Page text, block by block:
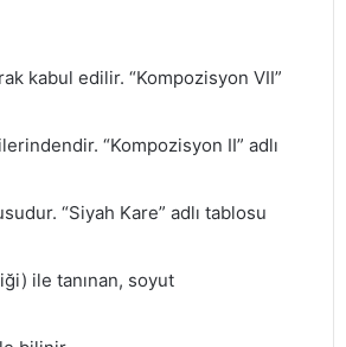
kabul edilir. “Kompozisyon VII”
“Kompozisyon II” adlı
“Siyah Kare” adlı tablosu
ile tanınan, soyut